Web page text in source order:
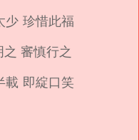
少 珍惜此福
審慎行之
載 即綻口笑